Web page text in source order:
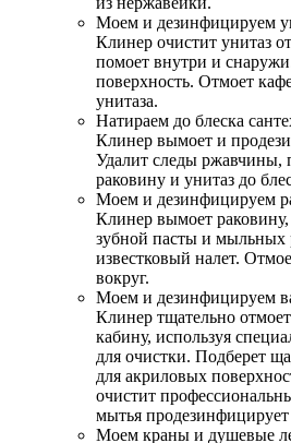
Моем и дезинфицируем
Клинер очистит унитаз
помоет внутри и
поверхность. Отмоет
унитаза.
Натираем до блеска
Клинер вымоет и
Удалит следы ржавчины,
раковину и унитаз до
Моем и дезинфицируем
Клинер вымоет раковину,
зубной пасты и мыльных
известковый налет.
вокруг.
Моем и дезинфицируем
Клинер тщательно
кабину, используя
для очистки. Подберет
для акриловых
очистит
мытья продезинфицирует
Моем краны и душевые